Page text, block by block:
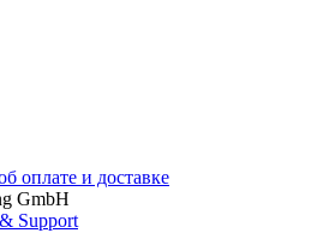
оплате и доставке
GmbH
Support